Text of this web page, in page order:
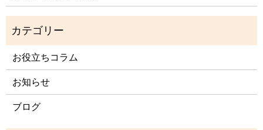
お役立ちコラム
お知らせ
ブログ